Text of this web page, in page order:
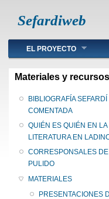
Sefardiweb
Main menu
EL PROYECTO
Materiales y recursos
BIBLIOGRAFÍA SEFARDÍ
COMENTADA
QUIÉN ES QUIÉN EN LA
LITERATURA EN
CORRESPONSALES
PULIDO
MATERIALES
PRESENTACIONES